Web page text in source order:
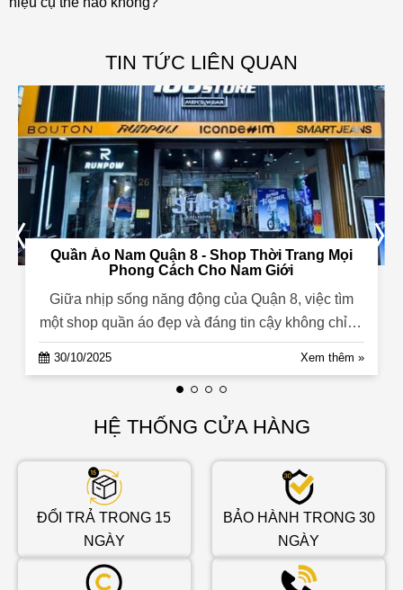
TIN TỨC LIÊN QUAN
Quần Áo Nam Quận 8 - Shop Thời Trang Mọi
Phong Cách Cho Nam Giới
Giữa nhịp sống năng động của Quận 8, việc tìm
một shop quần áo đẹp và đáng tin cậy không chỉ là
để mua sắm, mà còn là...
30/10/2025 Xem thêm »
HỆ THỐNG CỬA HÀNG
ĐỔI TRẢ TRONG 15
NGÀY
BẢO HÀNH TRONG 30
NGÀY